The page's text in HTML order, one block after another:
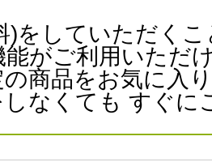
)をしていただくこ
がご利用いただ
商品をお気に入
なくても すぐに